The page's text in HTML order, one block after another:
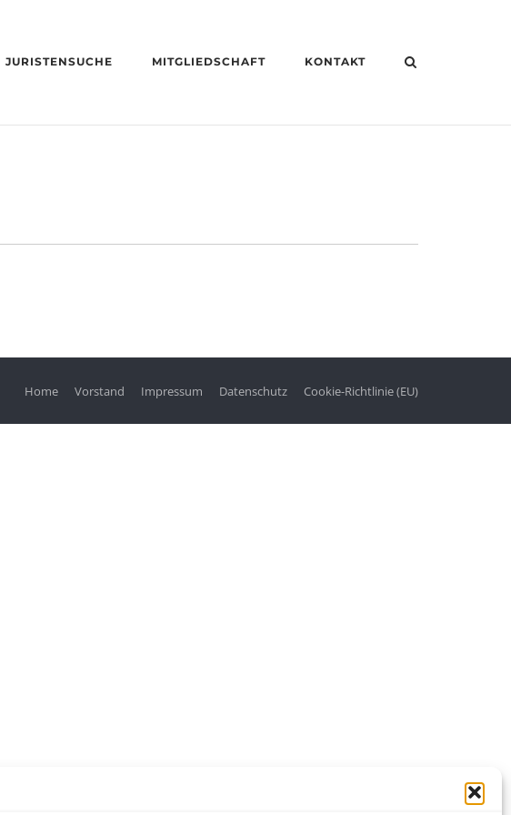
JURISTENSUCHE MITGLIEDSCHAFT KONTAKT
Home Vorstand Impressum Datenschutz Cookie-Richtlinie (EU)